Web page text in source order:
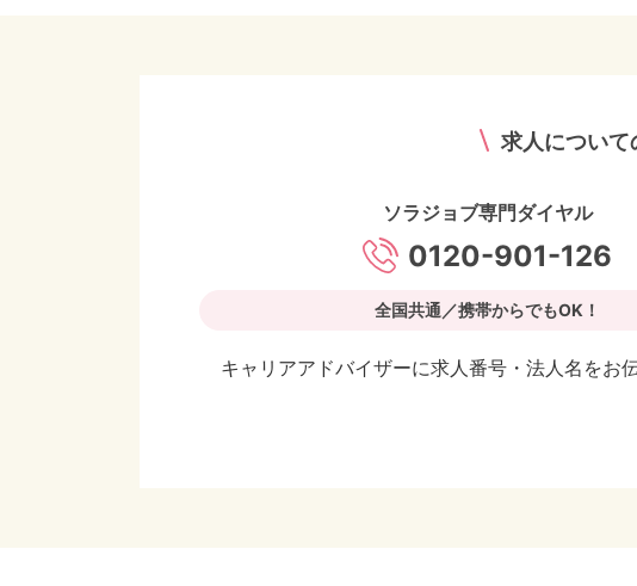
求人について
ソラジョブ専門ダイヤル
0120-901-126
全国共通／携帯からでもOK！
キャリアアドバイザーに求人番号・法人名をお